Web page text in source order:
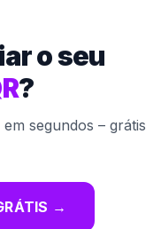
o seu
?
segundos – grátis
→